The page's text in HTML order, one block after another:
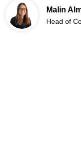
Malin
Head of